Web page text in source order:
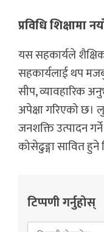
प्रविधि शिक्षामा
यस सहकार्यले
सहकार्यलाई थप
सीप, व्यावहारिक
अपेक्षा गरिएको छ।
जनशक्ति उत्पादन
कोसेढुङ्गा सावित हुने
टिप्पणी गर्नुहोस्